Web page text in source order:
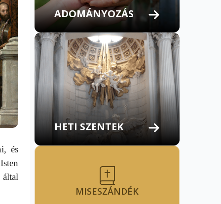
és
ADOMÁNYOZÁS
HETI SZENTEK
MISESZÁNDÉK